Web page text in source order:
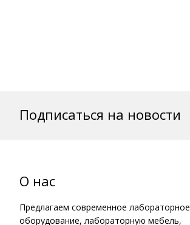
Подписаться на новости
О нас
Предлагаем современное лабораторное
оборудование, лабораторную мебель,